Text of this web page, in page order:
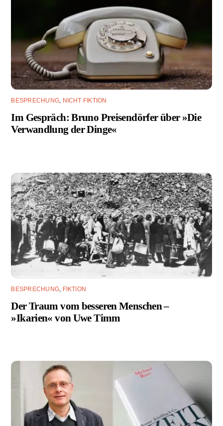
BESPRECHUNG, NICHT FIKTION
Im Gespräch: Bruno Preisendörfer über »Die
Verwandlung der Dinge«
BESPRECHUNG FIKTION
Der Traum vom besseren Menschen –
»Ikarien« von Uwe Timm